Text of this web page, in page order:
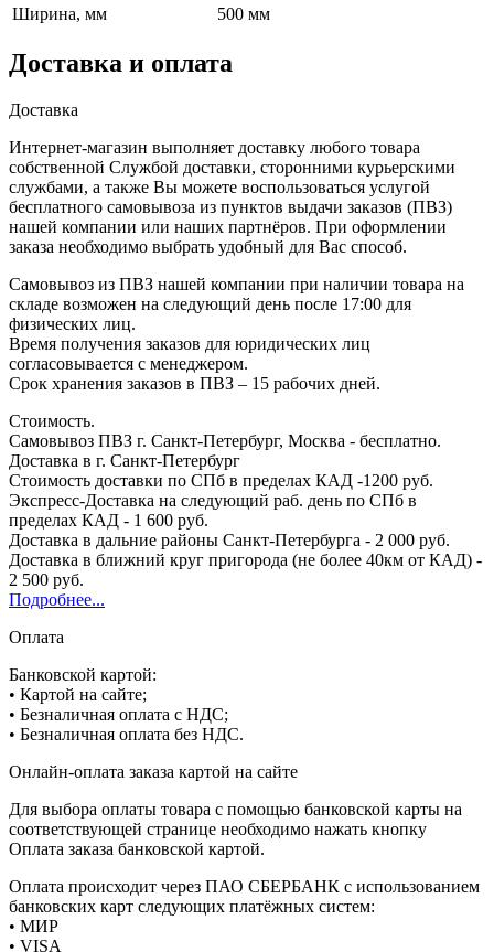
Ширина, мм
500 мм
Доставка и оплата
Доставка
Интернет-магазин выполняет доставку любого товара
собственной Службой доставки, сторонними курьерскими
службами, а также Вы можете воспользоваться услугой
бесплатного самовывоза из пунктов выдачи заказов (ПВЗ)
нашей компании или наших партнёров. При оформлении
заказа необходимо выбрать удобный для Вас способ.
Самовывоз из ПВЗ нашей компании при наличии товара на
складе возможен на следующий день после 17:00 для
физических лиц.
Время получения заказов для юридических лиц
согласовывается с менеджером.
Срок хранения заказов в ПВЗ – 15 рабочих дней.
Стоимость.
Самовывоз ПВЗ г. Санкт-Петербург, Москва - бесплатно.
Доставка в г. Санкт-Петербург
Стоимость доставки по СПб в пределах КАД -1200 руб.
Экспресс-Доставка на следующий раб. день по СПб в
пределах КАД - 1 600 руб.
Доставка в дальние районы Санкт-Петербурга - 2 000 руб.
Доставка в ближний круг пригорода (не более 40км от КАД) -
2 500 руб.
Подробнее...
Оплата
Банковской картой:
• Картой на сайте;
• Безналичная оплата с НДС;
• Безналичная оплата без НДС.
Онлайн-оплата заказа картой на сайте
Для выбора оплаты товара с помощью банковской карты на
соответствующей странице необходимо нажать кнопку
Оплата заказа банковской картой.
Оплата происходит через ПАО СБЕРБАНК с использованием
банковских карт следующих платёжных систем:
• МИР
• VISA